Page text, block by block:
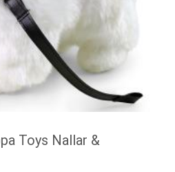
Toys Nallar &